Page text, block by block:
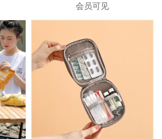
会员可见